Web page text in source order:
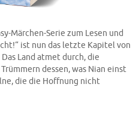
Märchen-Serie zum Lesen und
ist nun das letzte Kapitel von
Land atmet durch, die
dessen, was Nian einst
die die Hoffnung nicht